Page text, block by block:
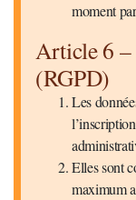
moment
Article 6 –
(RGPD)
Les
Elles sont
maximum